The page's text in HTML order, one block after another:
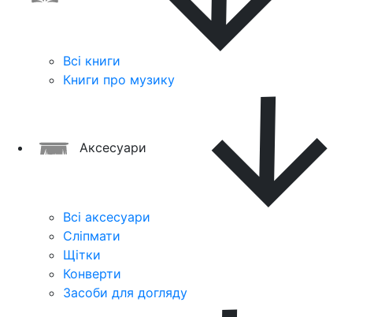
Всі книги
Книги про музику
Аксесуари
Всі аксесуари
Сліпмати
Щітки
Конверти
Засоби для догляду